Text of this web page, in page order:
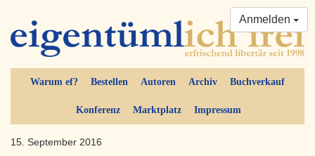
Warum ef? Bestellen Autoren Archiv Buchverkauf
Konferenz Marktplatz Impressum
Anmelden
15. September 2016